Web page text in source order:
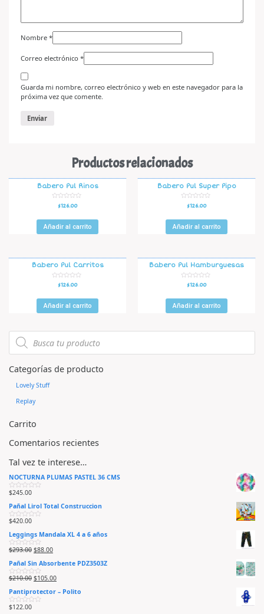
Nombre *
Correo electrónico *
Guarda mi nombre, correo electrónico y web en este navegador para la
próxima vez que comente.
Productos relacionados
Babero Pul Rinos
o
r
a
d
0
d
e
5
$126.00
Añadir al carrito
Babero Pul Super Pipo
o
r
a
d
0
d
e
5
$126.00
Añadir al carrito
Babero Pul Carritos
o
r
a
d
n
d
e
$126.00
Añadir al carrito
Babero Pul Hamburguesas
o
r
a
d
n
$126.00
Añadir al carrito
Categorías de producto
Lovely Stuff
Replay
Carrito
Comentarios recientes
Tal vez te interese…
NOCTURNA PLUMAS PASTEL 36 CMS
V
l
o
r
a
o
e
n
0
e
5
$245.00
Pañal Lirol Total Construccion
V
l
o
r
a
o
e
n
0
e
5
$420.00
Leggings Mandala XL 4 a 6 años
V
l
o
r
a
o
e
n
0
$293.00 $88.00
Pañal Sin Absorbente PDZ3503Z
V
l
o
r
a
$210.00 $105.00
Pantiprotector – Polito
V
$122.00